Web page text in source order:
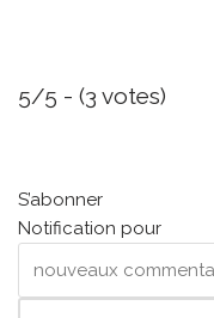
5/5 - (3 votes)
S’abonner
Notification pour